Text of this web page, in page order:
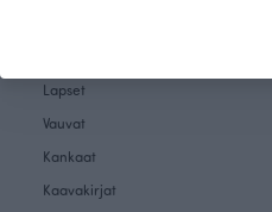
Lapset
Vauvat
Kankaat
Kaavakirjat